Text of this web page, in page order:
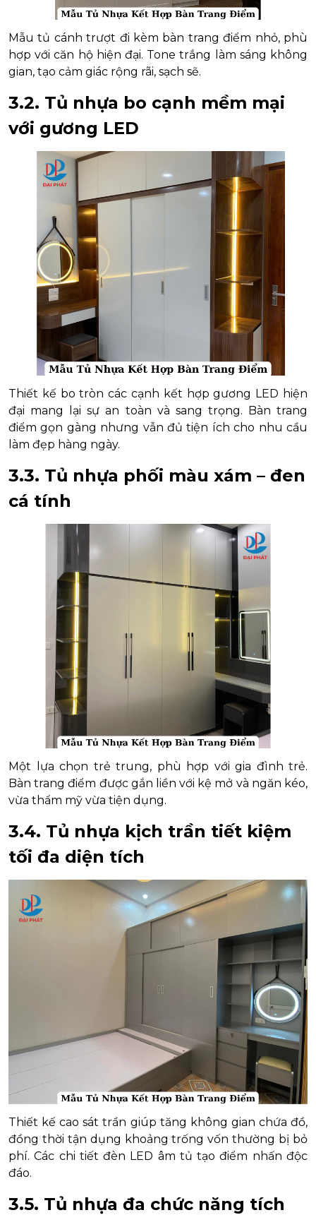
Mẫu tủ cánh trượt đi kèm bàn trang điểm nhỏ, phù
hợp với căn hộ hiện đại. Tone trắng làm sáng không
gian, tạo cảm giác rộng rãi, sạch sẽ.
3.2. Tủ nhựa bo cạnh mềm mại
với gương LED
Thiết kế bo tròn các cạnh kết hợp gương LED hiện
đại mang lại sự an toàn và sang trọng. Bàn trang
điểm gọn gàng nhưng vẫn đủ tiện ích cho nhu cầu
làm đẹp hàng ngày.
3.3. Tủ nhựa phối màu xám – đen
cá tính
Một lựa chọn trẻ trung, phù hợp với gia đình trẻ.
Bàn trang điểm được gắn liền với kệ mở và ngăn kéo,
vừa thẩm mỹ vừa tiện dụng.
3.4. Tủ nhựa kịch trần tiết kiệm
tối đa diện tích
Thiết kế cao sát trần giúp tăng không gian chứa đồ,
đồng thời tận dụng khoảng trống vốn thường bị bỏ
phí. Các chi tiết đèn LED âm tủ tạo điểm nhấn độc
đáo.
3.5. Tủ nhựa đa chức năng tích